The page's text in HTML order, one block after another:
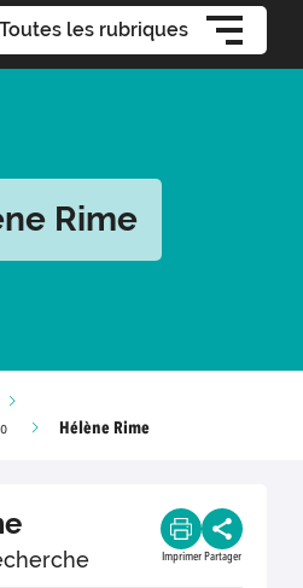
Toutes les rubriques
Rime
Hélène Rime
Imprimer Partager